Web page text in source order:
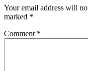
Your email address will
marked *
Comment *